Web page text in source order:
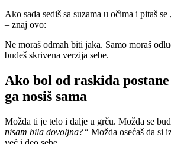
Ako sada sediš sa suzama u očima i pitaš
– znaj ovo:
Ne moraš odmah biti jaka. Samo moraš
budeš skrivena verzija sebe.
Ako bol od raskida
ga nosiš sama
Možda ti je telo i dalje u grču. Možda se
nisam bila dovoljna?“ Možda osećaš da si